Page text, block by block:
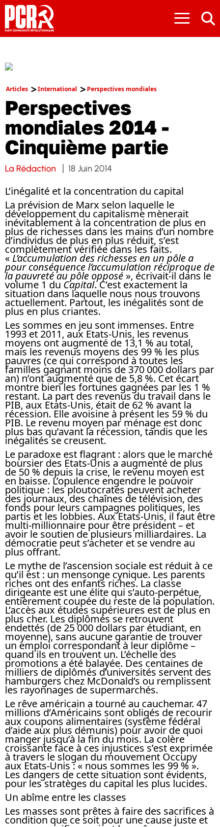
≡
Articles International Perspectives mondiales
Perspectives
mondiales 2014 -
Cinquième partie
La Rédaction 18 Juin 2014
L’inégalité et la concentration du capital
La prévision de Marx selon laquelle le
développement du capitalisme mènerait
inévitablement à la concentration de plus en
plus de richesses dans les mains d’un nombre
d’individus de plus en plus réduit, s’est
complètement vérifiée dans les faits.
« L’accumulation des richesses en un pôle a
pour conséquence l’accumulation réciproque de
la pauvreté au pôle opposé », écrivait-il dans le
volume 1 du Capital. C’est exactement la
situation dans laquelle nous nous trouvons
actuellement. Partout, les inégalités sont de
plus en plus criantes.
Les sommes en jeu sont immenses. Entre
1993 et 2011, aux Etats-Unis, les revenus
moyens ont augmenté de 13,1 % au total,
mais les revenus moyens des 99 % les plus
pauvres (ce qui correspond à toutes les
familles gagnant moins de 370 000 dollars par
an) n’ont augmenté que de 5,8 %. Cet écart
montre bien les fortunes gagnées par les 1 %
restant. La part des revenus du travail dans le
PIB, aux Etats-Unis, était de 62 % avant la
récession. Elle avoisine à présent les 59 % du
PIB. Le revenu moyen par ménage est donc
plus bas qu’avant la récession, tandis que les
inégalités se creusent.
Le paradoxe est flagrant : alors que le marché
boursier des Etats-Unis a augmenté de plus
de 50 % depuis la crise, le revenu moyen est
en baisse. L’opulence engendre le pouvoir
politique : les ploutocrates peuvent acheter
des journaux, des chaînes de télévision, des
fonds pour leurs campagnes politiques, les
partis et les lobbies. Aux Etats-Unis, il faut être
multi-millionnaire pour être président – et
avoir le soutien de plusieurs milliardaires. La
démocratie peut s’acheter et se vendre au
plus offrant.
Le mythe de l’ascension sociale est réduit à ce
qu’il est : un mensonge cynique. Les parents
riches ont des enfants riches. La classe
dirigeante est une élite qui s’auto-perpétue,
entièrement coupée du reste de la population.
L’accès aux études supérieures est de plus en
plus cher. Les diplômés se retrouvent
endettés (de 25 000 dollars par étudiant, en
moyenne), sans aucune garantie de trouver
un emploi correspondant à leur diplôme –
quand ils en trouvent un. L’échelle des
promotions a été balayée. Des centaines de
milliers de diplômés d’universités servent des
hamburgers chez McDonald’s ou remplissent
les rayonnages de supermarchés.
Le rêve américain a tourné au cauchemar. 47
millions d’Américains sont obligés de recourir
aux coupons alimentaires (système fédéral
d’aide aux plus démunis) pour avoir de quoi
manger jusqu’à la fin du mois. La colère
croissante face à ces injustices s’est exprimée
à travers le slogan du mouvement Occupy
aux Etats-Unis : « nous sommes les 99 % ».
Les dangers de cette situation sont évidents,
pour les stratèges du capital les plus lucides.
Un abîme entre les classes
Les masses sont prêtes à faire des sacrifices à
condition que ce soit pour une cause juste et